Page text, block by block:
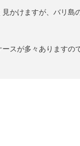
かけますが、バリ島
スが多々ありますの